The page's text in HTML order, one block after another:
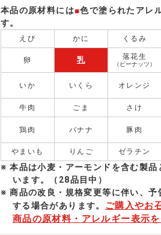
本品の原材料には■色で塗られたアレ
す。
えび かに くるみ
卵 乳 落花生
（ピーナッツ）
いか いくら オレンジ
牛肉 ごま さけ
鶏肉 バナナ 豚肉
やまいも りんご ゼラチン
本品は小麦・アーモンドを含む製品
います。（28品目中）
商品の改良・規格変更等に伴い、
する場合があります。 ご購入やお
商品の原材料・アレルギー表示を